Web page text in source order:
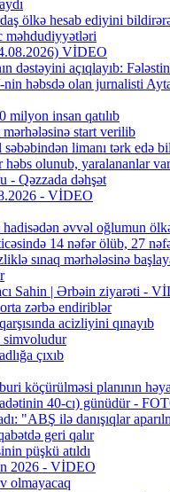
ölkə hesab ediyini
məhdudiyyətləri
VİDEO
dəstəyini açıqlayıb:
həbsdə olan jurnalisti
insan qatılıb
start verilib
limanı tərk edə
olunub, yaralananlar var
- Qəzzada dəhşət
- VİDEO
əvvəl oğlumun
14 nəfər ölüb, 27
sınaq mərhələsinə
Sahin | Ərbəin ziyarəti -
zərbə endiriblər
acizliyini qınayıb
çıxıb
köçürülməsi planının
40-cı) günüdür -
"ABŞ ilə danışıqlar
geri qalır
püşkü atıldı
2026 - VİDEO
olmayacaq